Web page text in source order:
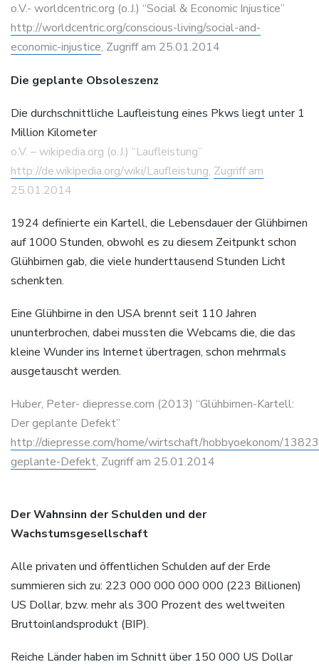
o.V.- worldcentric.org (o.J.) “Social & Economic Injustice”
http://worldcentric.org/conscious-living/social-and-
economic-injustice, Zugriff am 25.01.2014
Die geplante Obsoleszenz
Die durchschnittliche Laufleistung eines Pkws liegt unter 1
Million Kilometer
o.V. – wikipedia.org (o.J.) “Laufleistung”
http://de.wikipedia.org/wiki/Laufleistung, Zugriff am
25.01.2014
1924 definierte ein Kartell, die Lebensdauer der Glühbirnen
auf 1000 Stunden, obwohl es zu diesem Zeitpunkt schon
Glühbirnen gab, die viele hunderttausend Stunden Licht
schenkten.
Eine Glühbirne in den USA brennt seit 110 Jahren
ununterbrochen, dabei mussten die Webcams die, die das
kleine Wunder ins Internet übertragen, schon mehrmals
ausgetauscht werden.
Huber, Peter- diepresse.com (2013) “Glühbirnen-Kartell:
Der geplante Defekt”
http://diepresse.com/home/wirtschaft/hobbyoekonom/
geplante-Defekt, Zugriff am 25.01.2014
Der Wahnsinn der Schulden und der
Wachstumsgesellschaft
Alle privaten und öffentlichen Schulden auf der Erde
summieren sich zu: 223 000 000 000 000 (223 Billionen)
US Dollar, bzw. mehr als 300 Prozent des weltweiten
Bruttoinlandsprodukt (BIP).
Reiche Länder haben im Schnitt über 150 000 US Dollar